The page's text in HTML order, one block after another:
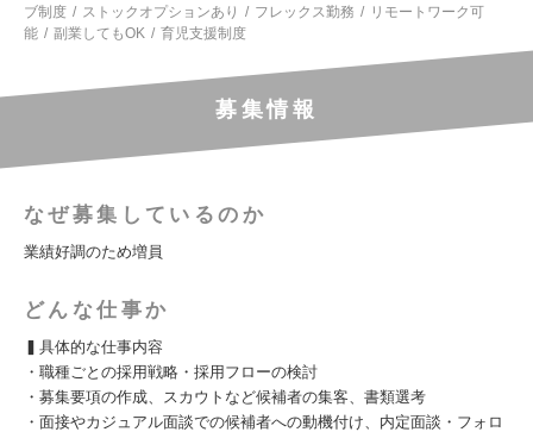
ブ制度
ストックオプションあり フレックス勤務
リモートワーク可
能
副業してもOK 育児支援制度
募集情報
なぜ募集しているのか
業績好調のため増員
どんな仕事か
▍具体的な仕事内容
・職種ごとの採用戦略・採用フローの検討
・募集要項の作成、スカウトなど候補者の集客、書類選考
・面接やカジュアル面談での候補者への動機付け、内定面談・フォロ